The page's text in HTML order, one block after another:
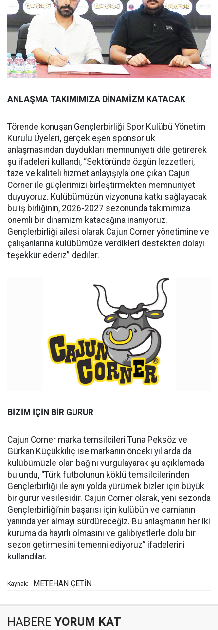
ANLAŞMA TAKIMIMIZA DİNAMİZM KATACAK
Törende konuşan Gençlerbirliği Spor Kulübü Yönetim
Kurulu Üyeleri, gerçekleşen sponsorluk
anlaşmasından duydukları memnuniyeti dile getirerek
şu ifadeleri kullandı, “Sektöründe özgün lezzetleri,
taze ve kaliteli hizmet anlayışıyla öne çıkan Cajun
Corner ile güçlerimizi birleştirmekten memnuniyet
duyuyoruz. Kulübümüzün vizyonuna katkı sağlayacak
bu iş birliğinin, 2026-2027 sezonunda takımımıza
önemli bir dinamizm katacağına inanıyoruz.
Gençlerbirliği ailesi olarak Cajun Corner yönetimine ve
çalışanlarına kulübümüze verdikleri destekten dolayı
teşekkür ederiz” dediler.
BİZİM İÇİN BİR GURUR
Cajun Corner marka temsilcileri Tuna Peksöz ve
Gürkan Küçükkılıç ise markanın önceki yıllarda da
kulübümüzle olan bağını vurgulayarak şu açıklamada
bulundu, “Türk futbolunun köklü temsilcilerinden
Gençlerbirliği ile aynı yolda yürümek bizler için büyük
bir gurur vesilesidir. Cajun Corner olarak, yeni sezonda
Gençlerbirliği’nin başarısı için kulübün ve camianın
yanında yer almayı sürdüreceğiz. Bu anlaşmanın her iki
kuruma da hayırlı olmasını ve galibiyetlerle dolu bir
sezon getirmesini temenni ediyoruz” ifadelerini
kullandılar.
Kaynak: METEHAN ÇETİN
HABERE YORUM KAT